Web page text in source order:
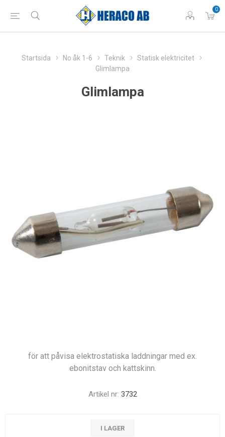
0
Startsida No åk 1-6 Teknik
Statisk elektricitet
Glimlampa
Glimlampa
för att påvisa elektrostatiska laddningar med ex.
ebonitstav och kattskinn.
Artikel nr: 3732
I LAGER